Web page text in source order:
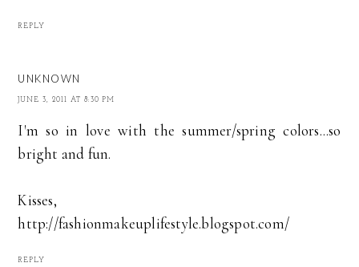
REPLY
UNKNOWN
JUNE 3, 2011 AT 8:30 PM
I'm so in love with the summer/spring colors...so
bright and fun.
Kisses,
http://fashionmakeuplifestyle.blogspot.com/
REPLY